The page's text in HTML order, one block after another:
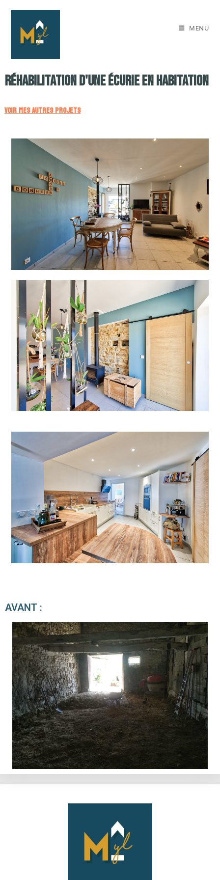
MENU
Réhabilitation d'une écurie en habitation
VOIR MES AUTRES PROJETS
AVANT :